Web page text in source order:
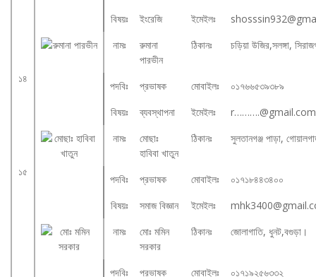
বিষয়ঃ
ইংরেজি ইমেইলঃ
১৪
নামঃ
রুমানা
পারভীন
ঠিকানঃ চড়িয়া উজির,সলঙ্গা,
পদবিঃ প্রভাষক মোবাইলঃ
০১৭৬৬৫৩৯৩৮৯
বিষয়ঃ
ব্যবস্থাপনা ইমেইলঃ r……….@gmail.com
১৫
নামঃ
মোছাঃ
হাবিবা খাতুন
ঠিকানঃ সুলতানগঞ্জ পাড়া,
পদবিঃ প্রভাষক মোবাইলঃ
০১৭১৮৪৪৩৪০০
বিষয়ঃ
সমাজ বিজ্ঞান ইমেইলঃ
নামঃ
মোঃ মমিন
সরকার
ঠিকানঃ জোলাগাতি, ধুনট,বগুড়া।
পদবিঃ প্রভাষক মোবাইলঃ ০১৭১৯২৫৬৩৩২